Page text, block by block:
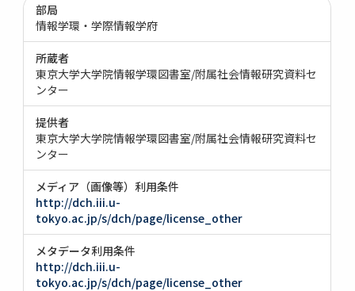
部局
情報学環・学際情報学府
所蔵者
東京大学大学院情報学環図書室/附属社会情報研究資料セ
ンター
提供者
東京大学大学院情報学環図書室/附属社会情報研究資料セ
ンター
メディア（画像等）利用条件
http://dch.iii.u-
tokyo.ac.jp/s/dch/page/license_other
メタデータ利用条件
http://dch.iii.u-
tokyo.ac.jp/s/dch/page/license_other